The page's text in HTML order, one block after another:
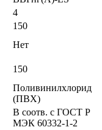
4
150
Нет
150
Поливинилхлорид
(ПВХ)
В соотв. с ГОСТ Р
МЭК 60332-1-2